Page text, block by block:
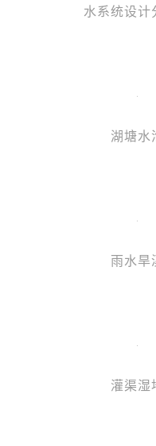
水系统设计
湖塘水
雨水旱
灌渠湿